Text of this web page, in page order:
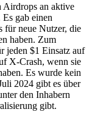
an aktive
gab einen
neue Nutzer, die
haben. Zum
jeden $1 Einsatz auf
X-Crash, wenn sie
Es wurde kein
2024 gibt es über
den Inhabern
gibt.